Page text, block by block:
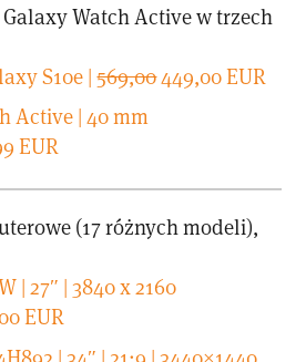
Galaxy Watch Active w trzech
S10e |569,00449,00 EUR
Active | 40 mm
EUR
(17 różnych modeli),
| 27″ | 3840 x 2160
EUR